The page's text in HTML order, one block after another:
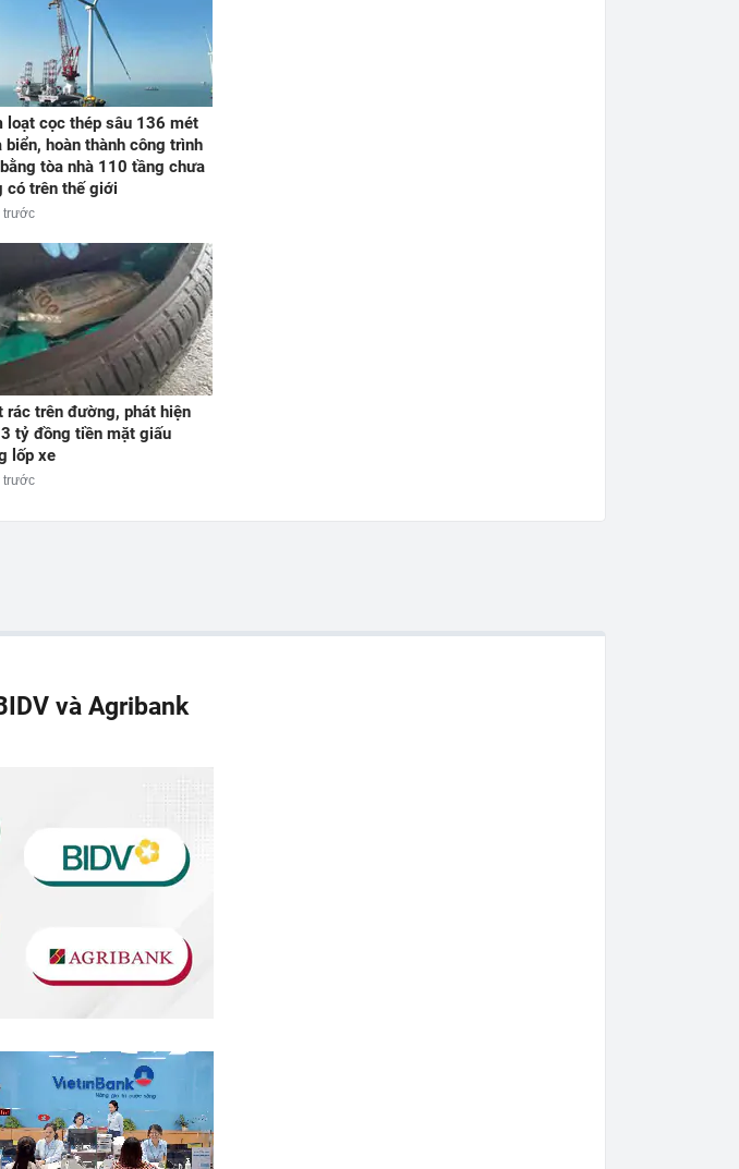
loạt cọc thép sâu 136 mét
biển, hoàn thành công trình
tòa nhà 110 tầng chưa
có trên thế giới
trước
rác trên đường, phát hiện
tỷ đồng tiền mặt giấu
lốp xe
trước
và Agribank